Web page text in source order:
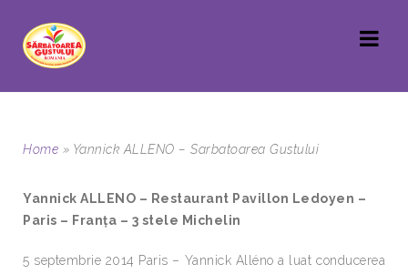
Home » Yannick ALLENO – Sarbatoarea Gustului
Yannick ALLENO – Restaurant Pavillon Ledoyen –
Paris – Franța – 3 stele Michelin
5 septembrie 2014 Paris – Yannick Alléno a luat conducerea